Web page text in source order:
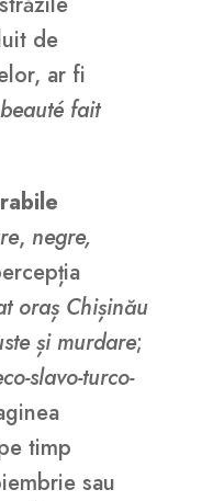
de
ar fi
fait
, negre,
oraș Chișinău
și murdare;
slavo-turco-
timp
sau